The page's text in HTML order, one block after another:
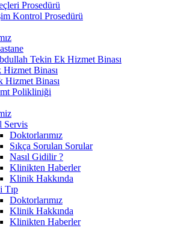
Prosedürü
Kontrol Prosedürü
Tekin Ek Hizmet Binası
Binası
Hizmet Binası
Polikliniği
Servis
Doktorlarımız
Sıkça Sorulan Sorular
Nasıl Gidilir ?
Klinikten Haberler
Klinik Hakkında
Tıp
Doktorlarımız
Klinik Hakkında
Klinikten Haberler